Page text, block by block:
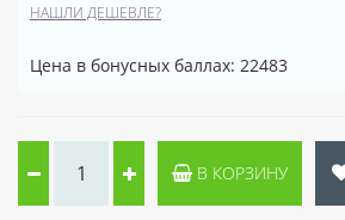
НАШЛИ ДЕШЕВЛЕ?
Цена в бонусных баллах: 22483
В КОРЗИНУ